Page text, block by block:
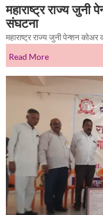
महाराष्ट्र राज्य जुनी
संघटना
महाराष्ट्र राज्य जुनी पेन्शन कोअर
Read More